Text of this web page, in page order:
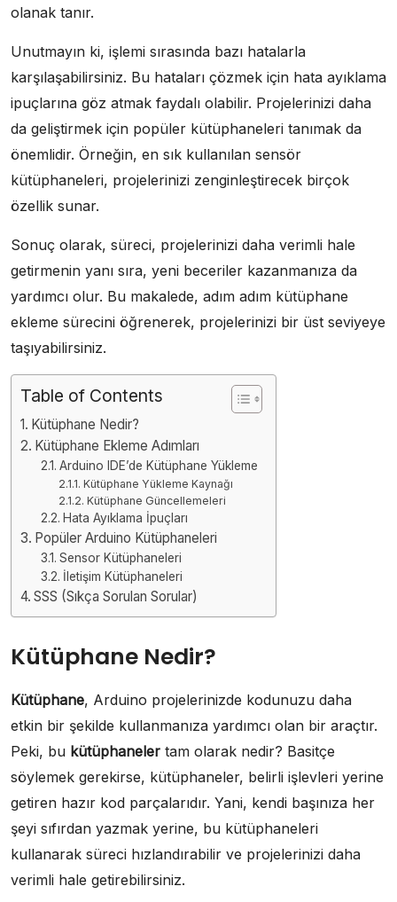
olanak tanır.
Unutmayın ki, işlemi sırasında bazı hatalarla
karşılaşabilirsiniz. Bu hataları çözmek için hata ayıklama
ipuçlarına göz atmak faydalı olabilir. Projelerinizi daha
da geliştirmek için popüler kütüphaneleri tanımak da
önemlidir. Örneğin, en sık kullanılan sensör
kütüphaneleri, projelerinizi zenginleştirecek birçok
özellik sunar.
Sonuç olarak, süreci, projelerinizi daha verimli hale
getirmenin yanı sıra, yeni beceriler kazanmanıza da
yardımcı olur. Bu makalede, adım adım kütüphane
ekleme sürecini öğrenerek, projelerinizi bir üst seviyeye
taşıyabilirsiniz.
Table of Contents
Kütüphane Nedir?
Kütüphane Ekleme Adımları
Arduino IDE’de Kütüphane Yükleme
Kütüphane Yükleme Kaynağı
Kütüphane Güncellemeleri
Hata Ayıklama İpuçları
Popüler Arduino Kütüphaneleri
Sensor Kütüphaneleri
İletişim Kütüphaneleri
SSS (Sıkça Sorulan Sorular)
Kütüphane Nedir?
Kütüphane, Arduino projelerinizde kodunuzu daha
etkin bir şekilde kullanmanıza yardımcı olan bir araçtır.
Peki, bu kütüphaneler tam olarak nedir? Basitçe
söylemek gerekirse, kütüphaneler, belirli işlevleri yerine
getiren hazır kod parçalarıdır. Yani, kendi başınıza her
şeyi sıfırdan yazmak yerine, bu kütüphaneleri
kullanarak süreci hızlandırabilir ve projelerinizi daha
verimli hale getirebilirsiniz.